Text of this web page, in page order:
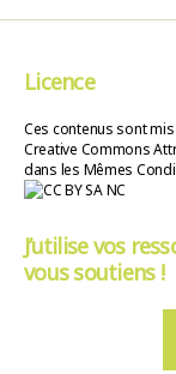
Licence
Ces contenus sont
Creative Commons
dans les Mêmes
J’utilise vos
vous soutiens !